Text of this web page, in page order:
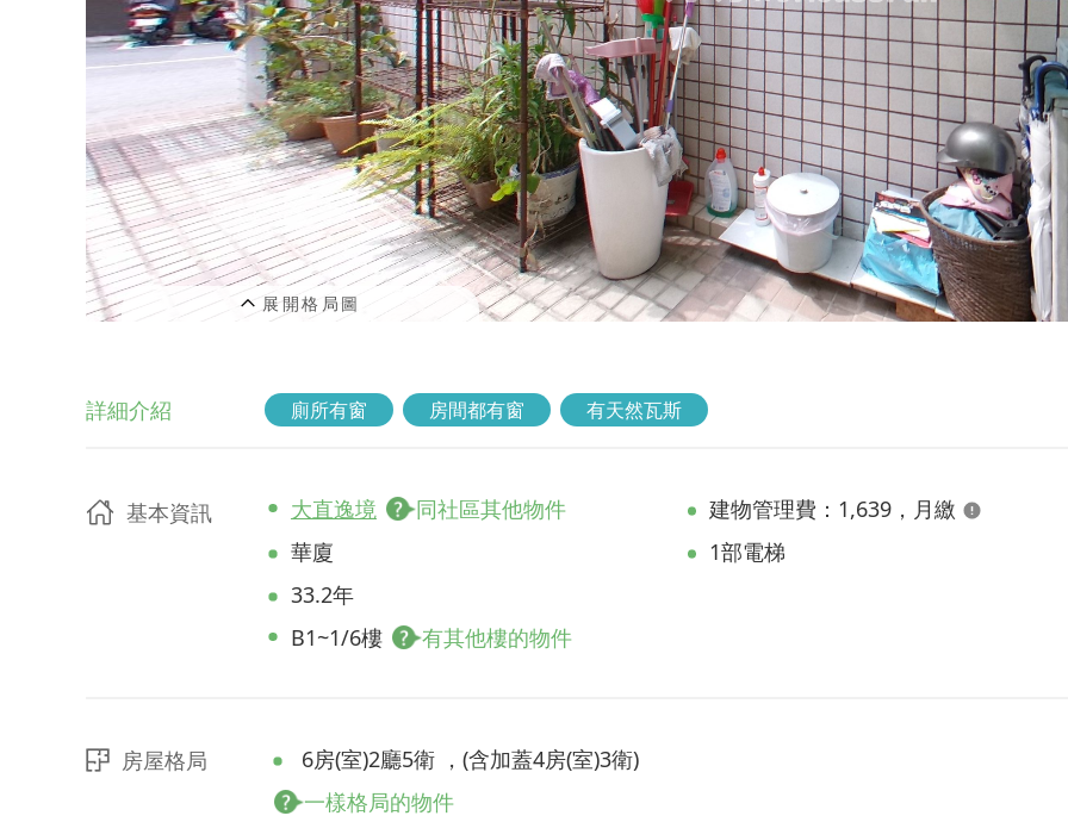
詳細介紹 廁所有窗 房間都有窗 有天然瓦斯
基本資訊 大直逸境
同社區其他物件
華廈
33.2年
B1~1/6樓
有其他樓的物件
建物管理費：1,639，月繳
1部電梯
房屋格局
6房(室)2廳5衛 ，(含加蓋4房(室)3衛)
一樣格局的物件